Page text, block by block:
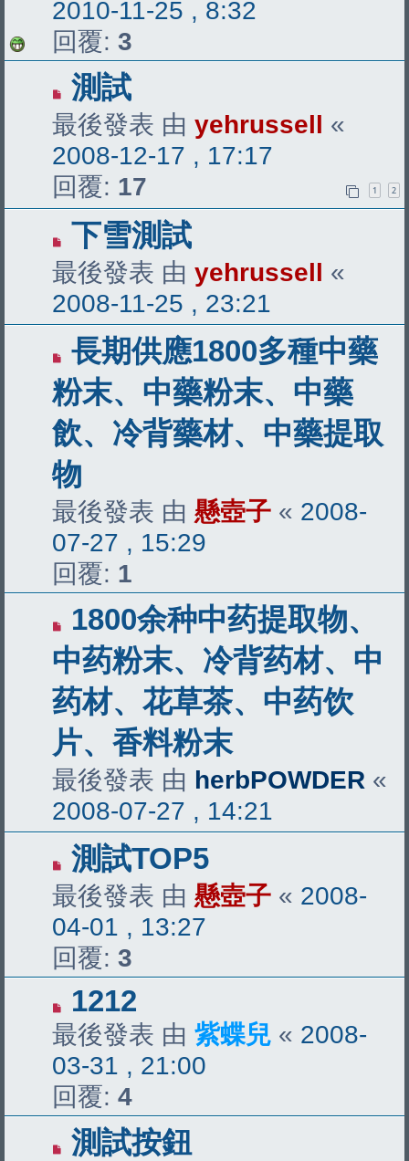
2010-11-25 , 8:32
回覆: 3
測試
最後發表 由 yehrussell «
2008-12-17 , 17:17
回覆: 17 1 2
下雪測試
最後發表 由 yehrussell
«
2008-11-25 , 23:21
長期供應1800多種中藥
粉末、中藥粉末、中藥
飲、冷背藥材、中藥提取
物
最後發表 由 懸壺子 « 2008-
07-27 , 15:29
回覆: 1
1800余种中药提取物、
中药粉末、冷背药材、中
药材、花草茶、中药饮
片、香料粉末
最後發表 由 herbPOWDER «
2008-07-27 , 14:21
測試TOP5
最後發表 由 懸壺子 « 2008-
04-01 , 13:27
回覆: 3
1212
最後發表 由 紫蝶兒 « 2008-
03-31 , 21:00
回覆: 4
測試按鈕